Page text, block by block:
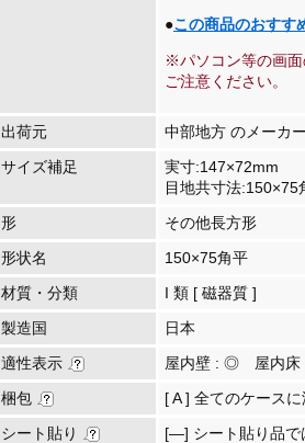
●この商品のおすす
※パソコン等の画面
ご注意ください。
出荷元
中部地方 のメーカ
サイズ補足
実寸:147×72mm
目地共寸法:150×75
形
その他長方形
形状名
150×75角平
材質・分類
I 類 [ 磁器質 ]
製造国
日本
適性表示
屋内壁 : ◎ 屋内床
梱包
[ A ] 全てのケース
シート貼り
[―] シート貼り品で